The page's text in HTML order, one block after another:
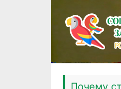
Почему